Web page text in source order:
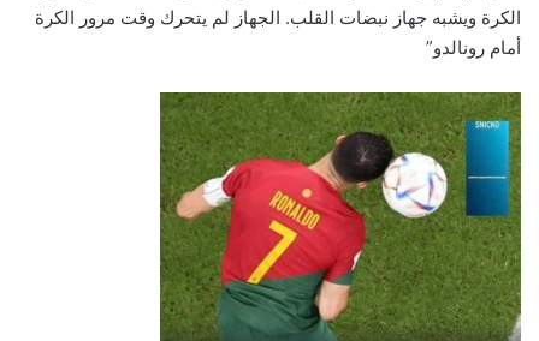
الكرة ويشبه جهاز نبضات القلب. الجهاز لم يتحرك وقت مرور الكرة
أمام رونالدو”